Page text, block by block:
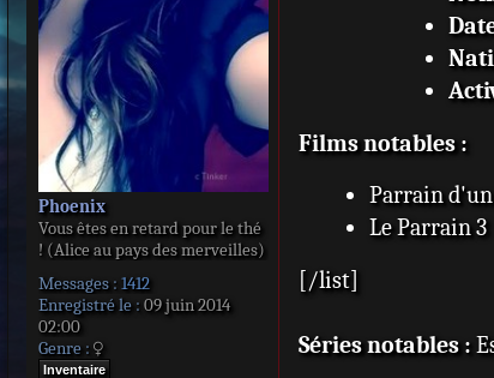
Phoenix
Vous êtes en retard pour le thé
! (Alice au pays des merveilles)
Messages : 1412
Enregistré le : 09 juin 2014
02:00
Genre :
Inventaire
Films notables :
Parrain
Le Parrain 3
[/list]
Séries notables :